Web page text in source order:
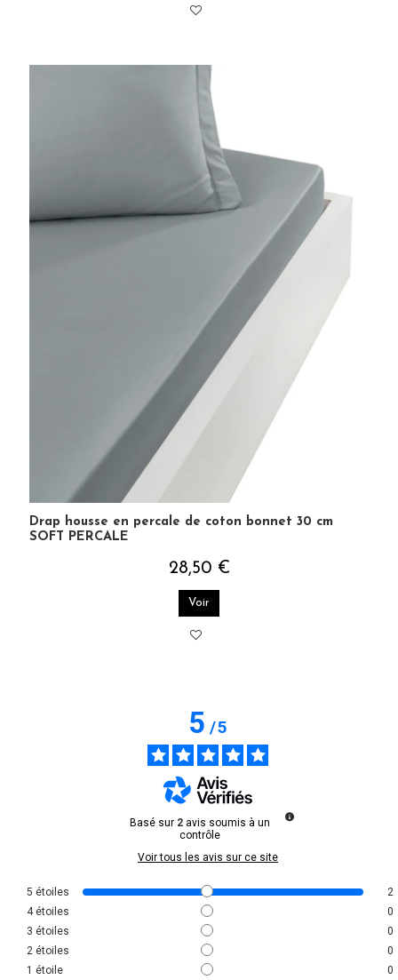
Drap housse en percale de coton bonnet 30 cm
SOFT PERCALE
28,50 €
Voir
5/5
Basé sur 2 avis soumis à un
contrôle
Voir tous les avis sur ce site
5 étoiles
2
4 étoiles
0
3 étoiles
0
2 étoiles
0
1 étoile 0